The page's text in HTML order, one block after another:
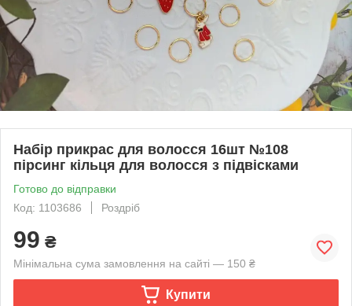
Набір прикрас для волосся 16шт №108
пірсинг кільця для волосся з підвісками
Готово до відправки
Код: 1103686
Роздріб
99 ₴
Мінімальна сума замовлення на сайті — 150 ₴
Купити